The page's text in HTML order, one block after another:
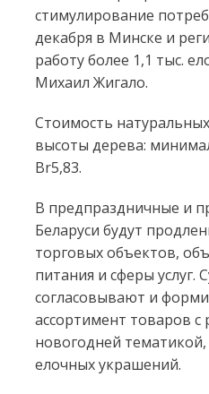
стимулирование
декабря в Минске и
работу более 1,1 тыс.
Михаил Жигало.
Стоимость
высоты дерева:
Br5,83.
В предпраздничные и
Беларуси будут
торговых объектов,
питания и сферы услуг.
согласовывают и
ассортимент товаров с
новогодней
елочных украшений.